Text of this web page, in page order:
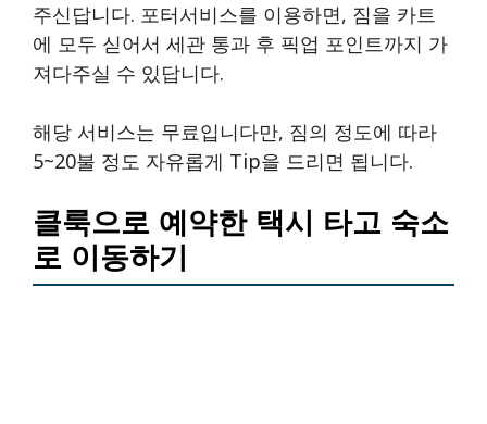
주신답니다. 포터서비스를 이용하면, 짐을 카트
에 모두 싣어서 세관 통과 후 픽업 포인트까지 가
져다주실 수 있답니다.
해당 서비스는 무료입니다만, 짐의 정도에 따라
5~20불 정도 자유롭게 Tip을 드리면 됩니다.
클룩으로 예약한 택시 타고 숙소
로 이동하기